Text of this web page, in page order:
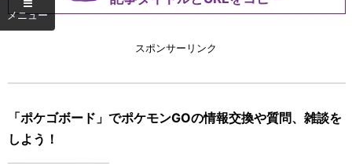
スポンサーリンク
「ポケゴボード」でポケモンGOの情報交換や質問、雑談を
しよう！